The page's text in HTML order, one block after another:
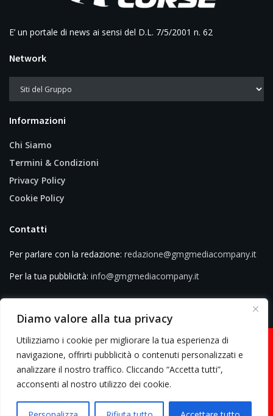
Diamo valore alla tua privacy
Utilizziamo i cookie per migliorare la tua esperienza di
navigazione, offrirti pubblicità o contenuti personalizzati e
analizzare il nostro traffico. Cliccando “Accetta tutti”,
acconsenti al nostro utilizzo dei cookie.
E’ un portale di news ai sensi del D.L. 7/5/2001 n. 62
Network
Informazioni
Chi Siamo
Termini & Condizioni
Privacy Policy
Cookie Policy
Contatti
Per parlare con la redazione: redazione@gmgmediacompany.it
Per la tua pubblicità: info@gmgmediacompany.it
© 2026 GMG Media Company Di Mossutti Gianluca | Sede legale: Corso
03234710642 | C.F: MSSGLC89D15L483O | REA: AV - 313130 | Domicilio